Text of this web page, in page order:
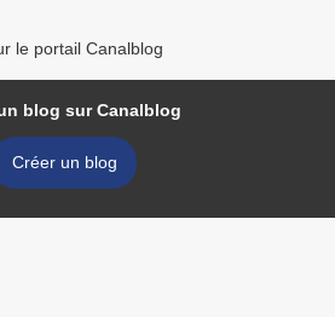
le portail Canalblog
blog sur Canalblog
Créer un blog